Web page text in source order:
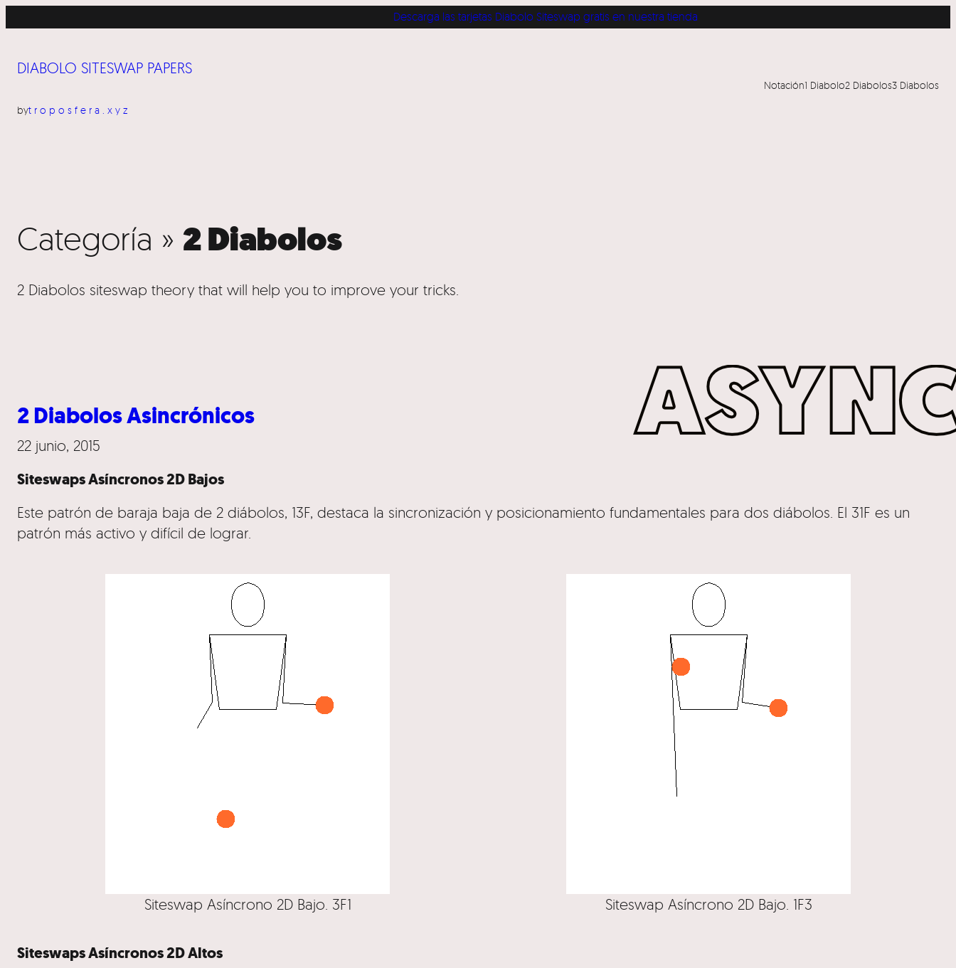
Descarga las tarjetas Diabolo Siteswap gratis en nuestra tienda
DIABOLO SITESWAP PAPERS
bytroposfera.xyz
Notación1 Diabolo2 Diabolos3 Diabolos
Categoría » 2 Diabolos
2 Diabolos siteswap theory that will help you to improve your tricks.
2 Diabolos Asincrónicos
22 junio, 2015
Siteswaps Asíncronos 2D Bajos
Este patrón de baraja baja de 2 diábolos, 13F, destaca la sincronización y posicionamiento fundamentales para dos diábolos. El 31F es un
patrón más activo y difícil de lograr.
Siteswap Asíncrono 2D Bajo. 3F1 Siteswap Asíncrono 2D Bajo. 1F3
Siteswaps Asíncronos 2D Altos